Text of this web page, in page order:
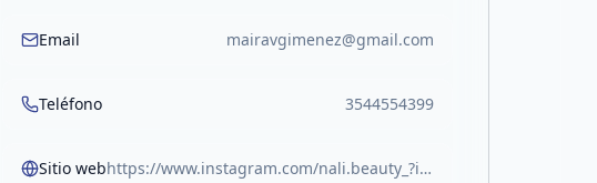
Email mairavgimenez@gmail.com
Teléfono 3544554399
Sitio web https://www.instagram.com/nali.beauty_?igsh=MXdlZ2xlMnBqNjM5cQ%3D%3D&utm_source=qr